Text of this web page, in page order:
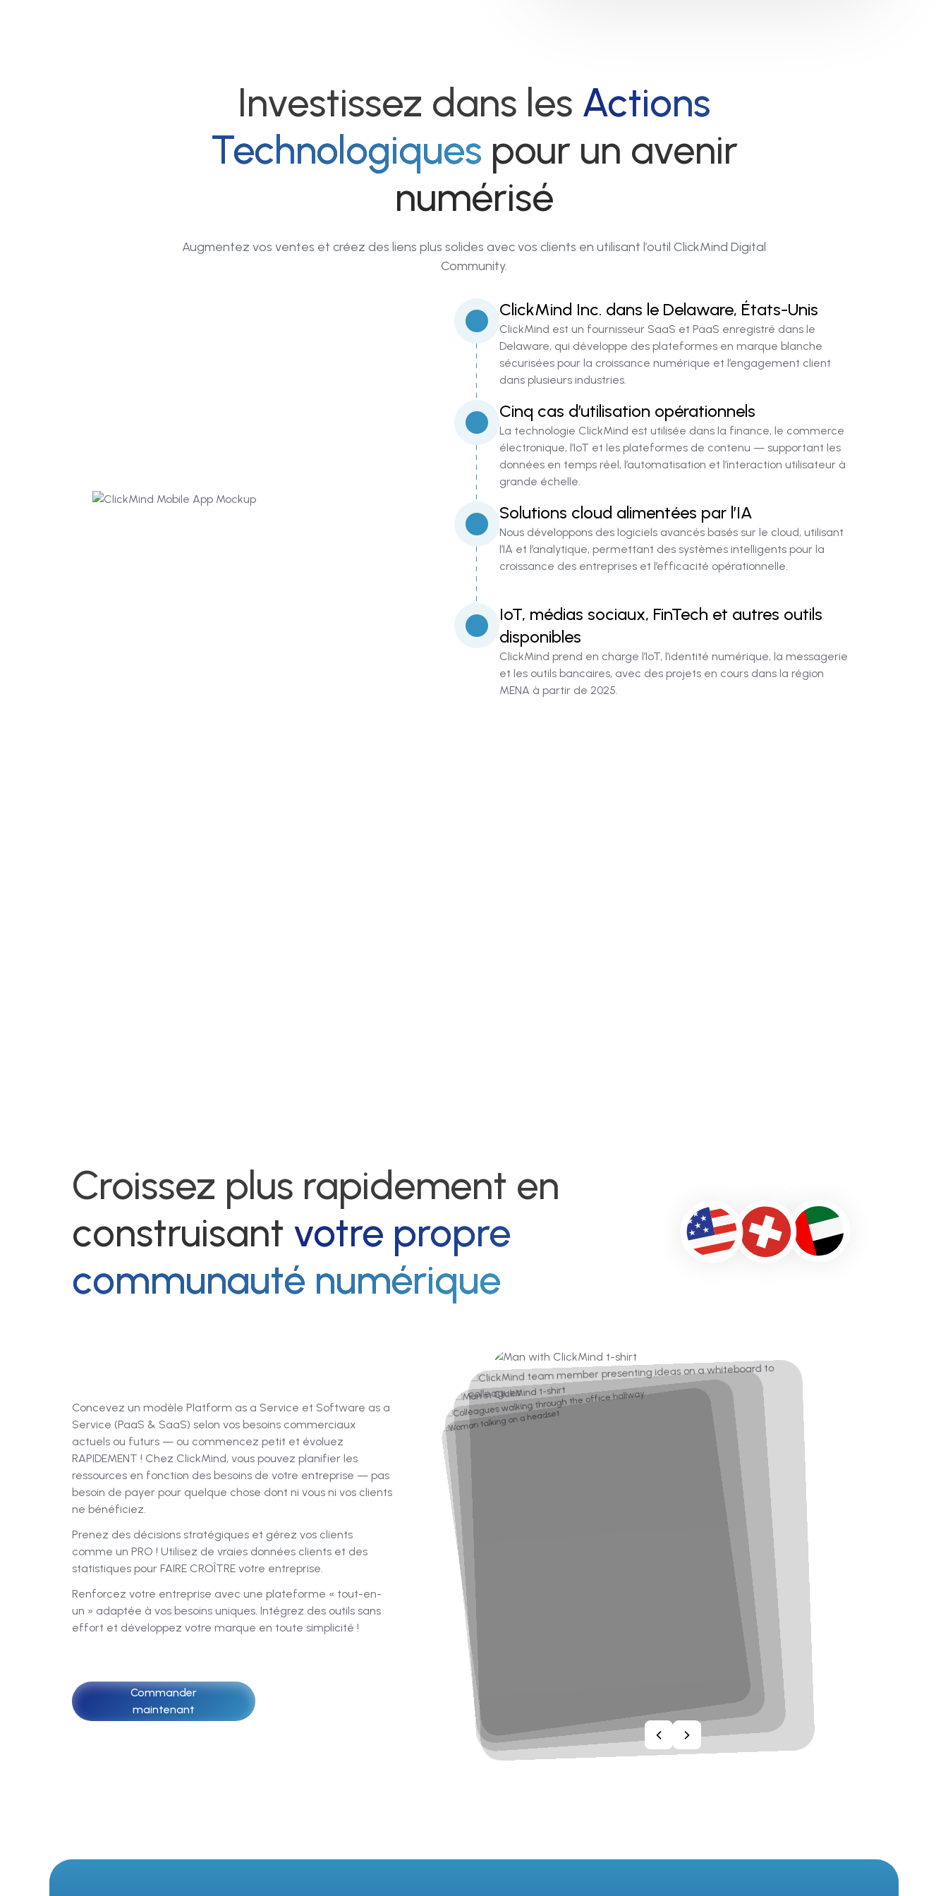
Investissez dans les Actions
Technologiques pour un avenir
numérisé
Augmentez vos ventes et créez des liens plus solides avec vos clients en utilisant l’outil ClickMind Digital
Community.
ClickMind Inc. dans le Delaware, États-Unis
ClickMind est un fournisseur SaaS et PaaS enregistré dans le
Delaware, qui développe des plateformes en marque blanche
sécurisées pour la croissance numérique et l’engagement client
dans plusieurs industries.
Cinq cas d’utilisation opérationnels
La technologie ClickMind est utilisée dans la finance, le commerce
électronique, l’IoT et les plateformes de contenu — supportant les
données en temps réel, l’automatisation et l’interaction utilisateur à
grande échelle.
Solutions cloud alimentées par l’IA
Nous développons des logiciels avancés basés sur le cloud, utilisant
l’IA et l’analytique, permettant des systèmes intelligents pour la
croissance des entreprises et l’efficacité opérationnelle.
IoT, médias sociaux, FinTech et autres outils
disponibles
ClickMind prend en charge l’IoT, l’identité numérique, la messagerie
et les outils bancaires, avec des projets en cours dans la région
MENA à partir de 2025.
Croissez plus rapidement en
construisant votre propre
communauté numérique
Concevez un modèle Platform as a Service et Software as a
Service (PaaS & SaaS) selon vos besoins commerciaux
actuels ou futurs — ou commencez petit et évoluez
RAPIDEMENT ! Chez ClickMind, vous pouvez planifier les
ressources en fonction des besoins de votre entreprise — pas
besoin de payer pour quelque chose dont ni vous ni vos clients
ne bénéficiez.
Prenez des décisions stratégiques et gérez vos clients
comme un PRO ! Utilisez de vraies données clients et des
statistiques pour FAIRE CROÎTRE votre entreprise.
Renforcez votre entreprise avec une plateforme « tout-en-
un » adaptée à vos besoins uniques. Intégrez des outils sans
effort et développez votre marque en toute simplicité !
Commander
maintenant